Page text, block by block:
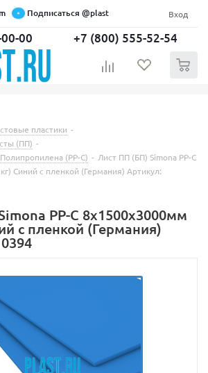
Подписаться @plast Вход
00 +7 (800) 555-52-54
пластики -
(ПП) -
(РР-С) - Лист ПП (БП) Simona PP-C
Синий с пленкой (Германия) Артикул:
PP-C 8х1500х3000мм
с пленкой (Германия)